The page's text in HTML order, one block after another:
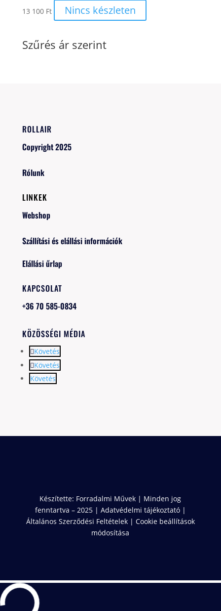
13 100 Ft Nincs készleten
Szűrés ár szerint
ROLLAIR
Copyright 2025
Rólunk
LINKEK
Webshop
Szállítási és elállási információk
Elállási űrlap
KAPCSOLAT
+36 70 585-0834
KÖZÖSSÉGI MÉDIA
Követés
Követés
Követés
Készítette: Forradalmi Művek | Minden jog
fenntartva – 2025 | Adatvédelmi tájékoztató |
Általános Szerződési Feltételek| Cookie beállítások
módosítása